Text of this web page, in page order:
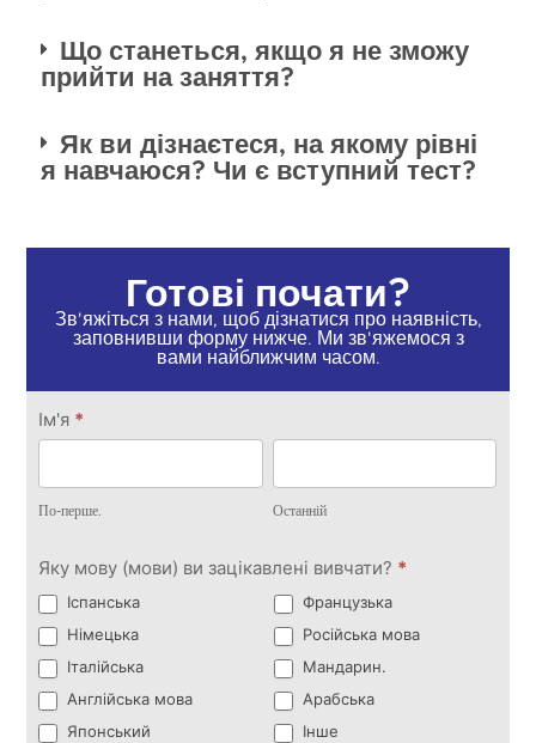
Що станеться, якщо я не зможу
прийти на заняття?
Як ви дізнаєтеся, на якому рівні
я навчаюся? Чи є вступний тест?
Готові почати?
Зв'яжіться з нами, щоб дізнатися про наявність,
заповнивши форму нижче. Ми зв'яжемося з
вами найближчим часом.
Зв'яжіться
з нами
Ім'я *
перше.
По-перше. Останній
Яку мову (мови) ви зацікавлені вивчати? *
Іспанська
Французька
Німецька
Російська мова
Італійська
Мандарин.
Англійська мова
Арабська
Японський
Інше